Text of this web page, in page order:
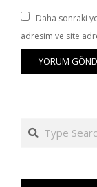
Daha sonraki
adresim ve site
Search